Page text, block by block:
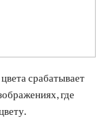
срабатывает
где